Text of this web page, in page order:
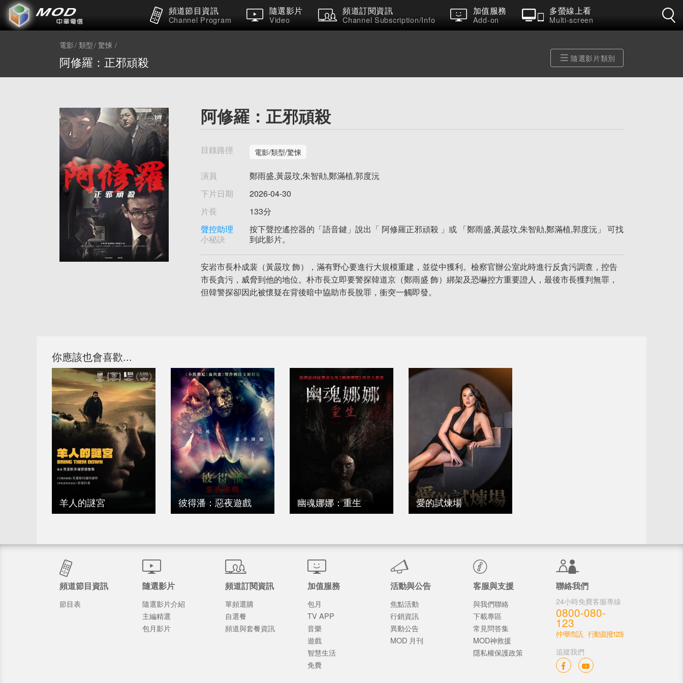
頻道節目資訊
Channel Program
隨選影片
Video
頻道訂閱資訊
Channel Subscription/Info
加值服務
Add-on
多螢線上看
Multi-screen
電影 類型 驚悚
阿修羅：正邪頑殺 隨選影片類別
阿修羅：正邪頑殺
目錄路徑 電影/類型/驚悚
演員
鄭雨盛,黃晸玟,朱智勛,鄭滿植,郭度沅
下片日期
2026-04-30
片長
133分
聲控助理
小秘訣
按下聲控遙控器的「語音鍵」說出「 阿修羅正邪頑殺 」或 「鄭雨盛,黃晸玟,朱智勛,鄭滿植,郭度沅」 可找
到此影片。
安岩市長朴成裴（黃晸玟 飾），滿有野心要進行大規模重建，並從中獲利。檢察官辦公室此時進行反貪污調查，控告
市長貪污，威脅到他的地位。朴市長立即要警探韓道京（鄭雨盛 飾）綁架及恐嚇控方重要證人，最後市長獲判無罪，
但韓警探卻因此被懷疑在背後暗中協助市長脫罪，衝突一觸即發。
你應該也會喜歡...
羊人的謎宮 彼得潘：惡夜遊戲 幽魂娜娜：重生 愛的試煉場
頻道節目資訊
節目表
隨選影片
隨選影片介紹
主編精選
包月影片
頻道訂閱資訊
單頻選購
自選餐
頻道與套餐資訊
加值服務
包月
TV APP
音樂
遊戲
智慧生活
免費
活動與公告
焦點活動
行銷資訊
異動公告
MOD 月刊
客服與支援
與我們聯絡
下載專區
常見問答集
MOD神救援
隱私權保護政策
聯絡我們
24小時免費客服專線
0800-080-
123
(中華市話、行動直撥123)
追蹤我們